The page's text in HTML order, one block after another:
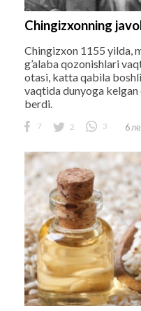
Chingizxonning
Chingizxon 1155 yilda,
g’alaba qozonishlari
otasi, katta qabila
vaqtida dunyoga kelgan
berdi.
7 2 3 6